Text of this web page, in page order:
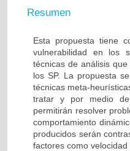
Resumen
Esta propuesta tiene
vulnerabilidad en los
técnicas de análisis
los SP. La propuesta
técnicas meta-
tratar y por medio de
permitirán resolver
comportamiento
producidos serán
factores como